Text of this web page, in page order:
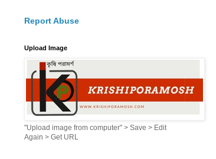
Report Abuse
Upload Image
"Upload image from computer" > Save > Edit
Again > Get URL